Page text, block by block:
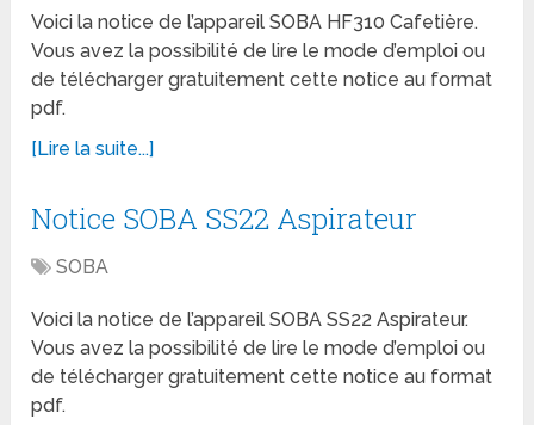
Voici la notice de l’appareil SOBA HF310 Cafetière.
Vous avez la possibilité de lire le mode d’emploi ou
de télécharger gratuitement cette notice au format
pdf.
[Lire la suite...]
Notice SOBA SS22 Aspirateur
SOBA
Voici la notice de l’appareil SOBA SS22 Aspirateur.
Vous avez la possibilité de lire le mode d’emploi ou
de télécharger gratuitement cette notice au format
pdf.